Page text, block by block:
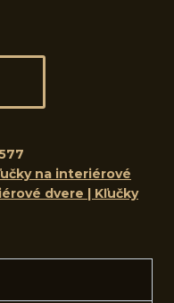
na interiérové
dvere | Kľučky